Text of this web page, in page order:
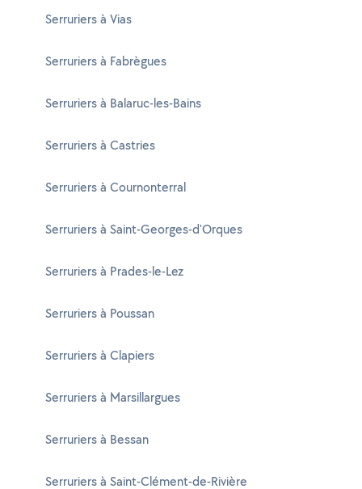
Serruriers à Vias
Serruriers à Fabrègues
Serruriers à Balaruc-les-Bains
Serruriers à Castries
Serruriers à Cournonterral
Serruriers à Saint-Georges-d'Orques
Serruriers à Prades-le-Lez
Serruriers à Poussan
Serruriers à Clapiers
Serruriers à Marsillargues
Serruriers à Bessan
Serruriers à Saint-Clément-de-Rivière